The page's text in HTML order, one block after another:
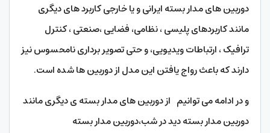
دوربین های مدار بسته ایرانی و یا خارجی کاربرد های دیگری
مانند کاربردهای پلیسی ، نظامی، فضایی ،صنعتی ، کنترل
ترافیک ، ارتباطات ویدیویی، و حتی تصویر برداری نامحسوس نیز
دارند که باعث رواج یافتن این مدل از دوربین ها شده است.
و در ادامه می توانیم از دوربین های مدار بسته ی دیگری مانند
دوربین مدار بسته دید در شب،دوربین مدار بسته